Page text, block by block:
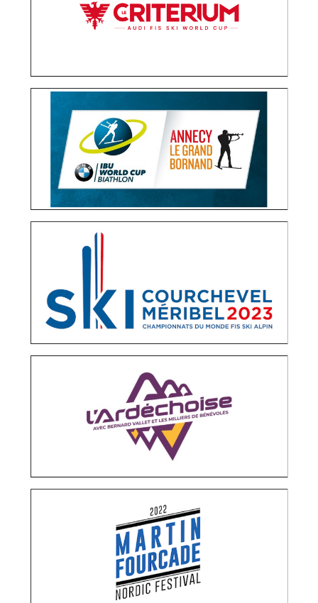
COUPE DU MONDE DE BIATHLON AU GRAND
BORNAND
OPÉRATIONS MÉDIAS
OPÉRATIONS MÉDIAS
L’ARDÉCHOISE
OPÉRATIONS MÉDIAS RELATIONS PRESSE
MARTIN FOURCADE NORDIC FESTIVAL
OPÉRATIONS MÉDIAS